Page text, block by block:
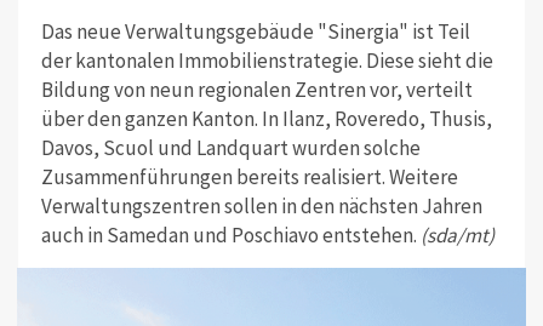
Das neue Verwaltungsgebäude "Sinergia" ist Teil
der kantonalen Immobilienstrategie. Diese sieht die
Bildung von neun regionalen Zentren vor, verteilt
über den ganzen Kanton. In Ilanz, Roveredo, Thusis,
Davos, Scuol und Landquart wurden solche
Zusammenführungen bereits realisiert. Weitere
Verwaltungszentren sollen in den nächsten Jahren
auch in Samedan und Poschiavo entstehen. (sda/mt)